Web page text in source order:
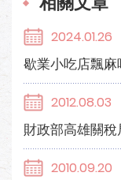
2024.01.26
歇業小吃店飄
2012.08.03
財政部高雄關
2010.09.20